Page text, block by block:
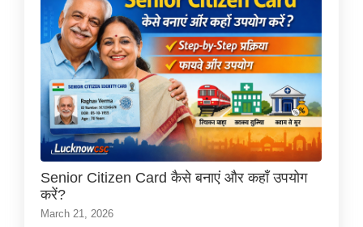
Senior Citizen Card कैसे बनाएं और कहाँ उपयोग
करें?
March 21, 2026